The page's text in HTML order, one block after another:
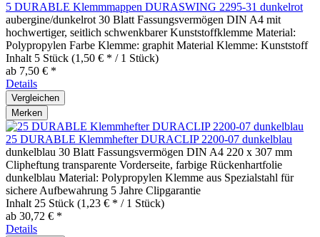
5 DURABLE Klemmmappen DURASWING 2295-31 dunkelrot
aubergine/dunkelrot 30 Blatt Fassungsvermögen DIN A4 mit
hochwertiger, seitlich schwenkbarer Kunststoffklemme Material:
Polypropylen Farbe Klemme: graphit Material Klemme: Kunststoff
Inhalt 5 Stück (1,50 € * / 1 Stück)
ab 7,50 € *
Details
Vergleichen
Merken
25 DURABLE Klemmhefter DURACLIP 2200-07 dunkelblau
dunkelblau 30 Blatt Fassungsvermögen DIN A4 220 x 307 mm
Clipheftung transparente Vorderseite, farbige Rückenhartfolie
dunkelblau Material: Polypropylen Klemme aus Spezialstahl für
sichere Aufbewahrung 5 Jahre Clipgarantie
Inhalt 25 Stück (1,23 € * / 1 Stück)
ab 30,72 € *
Details